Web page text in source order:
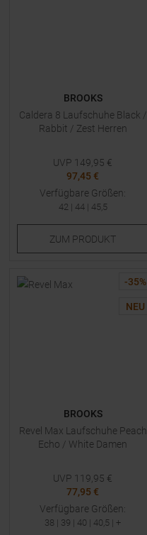
BROOKS
Caldera 8 Laufschuhe Black /
Rabbit / Zest Herren
UVP 149,95 €
97,45 €
Verfügbare Größen:
42| 44| 45,5
ZUM PRODUKT
-35%
NEU
BROOKS
Revel Max Laufschuhe Peach
Echo / White Damen
UVP 119,95 €
77,95 €
Verfügbare Größen:
38 | 39 | 40 | 40,5 | +